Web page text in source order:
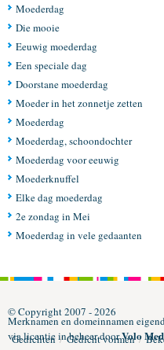
Moederdag
Die mooie
Eeuwig moederdag
Een speciale dag
Doorstane moederdag
Moeder in het zonnetje zetten
Moederdag
Moederdag, schoondochter
Moederdag voor eeuwig
Moederknuffel
Elke dag moederdag
2e zondag in Mei
Moederdag in vele gedaanten
© Copyright 2007 - 2026
Gedichten / Gedicht vormen /
Merknamen en domeinnamen
via licentie in beheer doorVolo